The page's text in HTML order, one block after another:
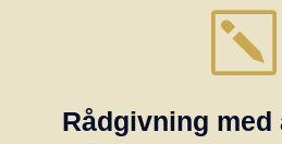
k
Rådgivning